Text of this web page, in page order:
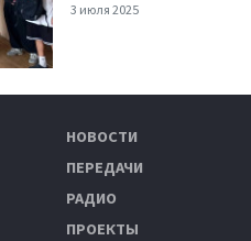
3 июля 2025
НОВОСТИ
ПЕРЕДАЧИ
РАДИО
ПРОЕКТЫ